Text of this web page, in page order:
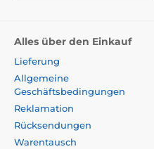
Alles über den Einkauf
Lieferung
Allgemeine
Geschäftsbedingungen
Reklamation
Rücksendungen
Warentausch